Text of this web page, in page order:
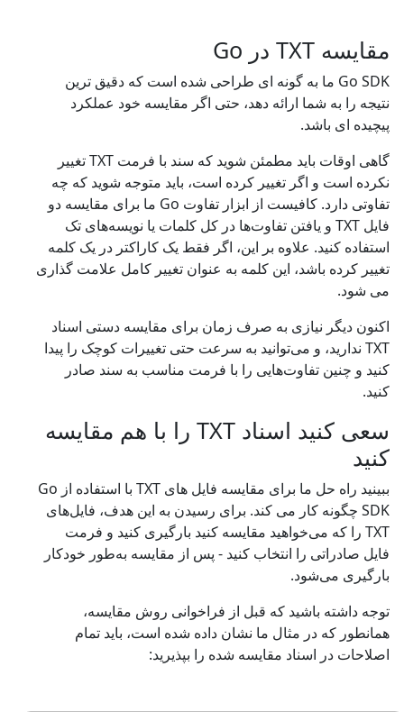
مقایسه TXT در Go
Go SDK ما به گونه ای طراحی شده است که دقیق ترین
نتیجه را به شما ارائه دهد، حتی اگر مقایسه خود عملکرد
پیچیده ای باشد.
گاهی اوقات باید مطمئن شوید که سند با فرمت TXT تغییر
نکرده است و اگر تغییر کرده است، باید متوجه شوید که چه
تفاوتی دارد. کافیست از ابزار تفاوت Go ما برای مقایسه دو
فایل TXT و یافتن تفاوت‌ها در کل کلمات یا نویسه‌های تک
استفاده کنید. علاوه بر این، اگر فقط یک کاراکتر در یک کلمه
تغییر کرده باشد، این کلمه به عنوان تغییر کامل علامت گذاری
می شود.
اکنون دیگر نیازی به صرف زمان برای مقایسه دستی اسناد
TXT ندارید، و می‌توانید به سرعت حتی تغییرات کوچک را پیدا
کنید و چنین تفاوت‌هایی را با فرمت مناسب به سند صادر
کنید.
سعی کنید اسناد TXT را با هم مقایسه
کنید
ببینید راه حل ما برای مقایسه فایل های TXT با استفاده از Go
SDK چگونه کار می کند. برای رسیدن به این هدف، فایل‌های
TXT را که می‌خواهید مقایسه کنید بارگیری کنید و فرمت
فایل صادراتی را انتخاب کنید - پس از مقایسه به‌طور خودکار
بارگیری می‌شود.
توجه داشته باشید که قبل از فراخوانی روش مقایسه،
همانطور که در مثال ما نشان داده شده است، باید تمام
اصلاحات در اسناد مقایسه شده را بپذیرید: